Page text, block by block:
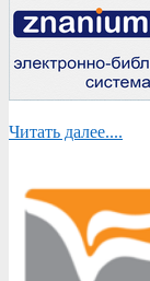
Читать далее....